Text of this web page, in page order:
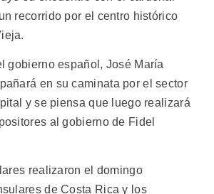
recorrido por el centro histórico
gobierno español, José María
en su caminata por el sector
y se piensa que luego realizará
al gobierno de Fidel
realizaron el domingo
de Costa Rica y los